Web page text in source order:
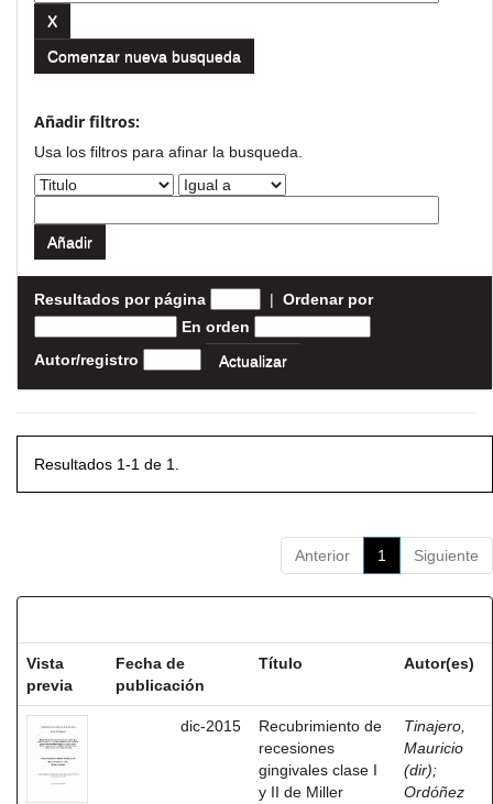
Comenzar nueva busqueda
Añadir filtros:
Usa los filtros para afinar la busqueda.
Resultados por página | Ordenar por
En orden
Autor/registro
Resultados 1-1 de 1.
Anterior 1 Siguiente
Vista
previa
Fecha de
publicación
Título Autor(es)
dic-2015
Recubrimiento de
recesiones
gingivales clase I
y II de Miller
Tinajero,
Mauricio
(dir);
Ordóñez